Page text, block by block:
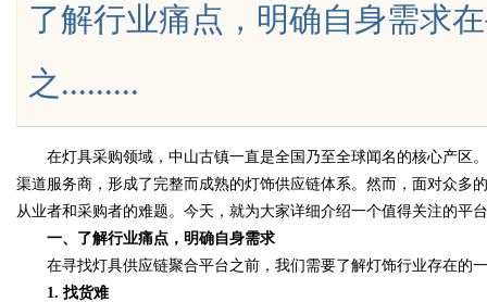
Bo
了解行业痛点，明确自身需求
之.........
在灯具采购领域，中山古镇一直是全国乃至全球闻名的核心产区
渠道服务商，形成了完整而成熟的灯饰供应链体系。然而，面对众多
从业者和采购者的难题。今天，就为大家详细介绍一个值得关注的
一、了解行业痛点，明确自身需求
在寻找灯具供应链聚合平台之前，我们需要了解灯饰行业存在的
1. 找货难